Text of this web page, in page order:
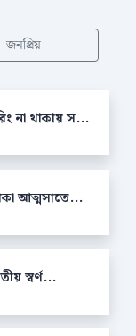
জনপ্রিয়
না থাকায় স...
আত্মসাতে...
স্বর্ণ...